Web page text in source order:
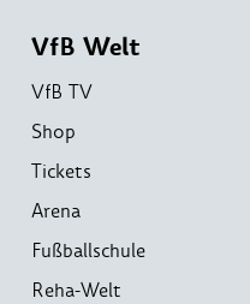
VfB Welt
VfB TV
Shop
Tickets
Arena
Fußballschule
Reha-Welt